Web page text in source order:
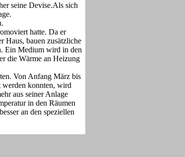
seine Devise.Als sich
hatte. Da er
Haus, bauen zusätzliche
Ein Medium wird in den
die Wärme an Heizung
Von Anfang März bis
konnten, wird
aus seiner Anlage
in den Räumen
an den speziellen